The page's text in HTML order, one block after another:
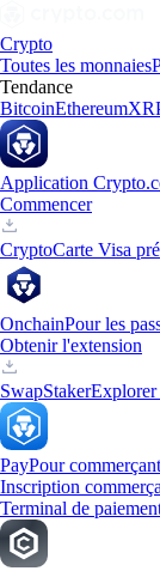
Crypto
Toutes les monnaies
Tendance
BitcoinEthereum
Application
Commencer
CryptoCarte Visa
OnchainPour les
Obtenir l'extension
SwapStakerExplorer
PayPour
Inscription
Terminal de